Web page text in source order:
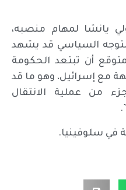
يانشا لمهام منصبه،
السياسي قد يشهد
أن تبتعد الحكومة
مع إسرائيل، وهو ما قد
من عملية الانتقال
في سلوفينيا.